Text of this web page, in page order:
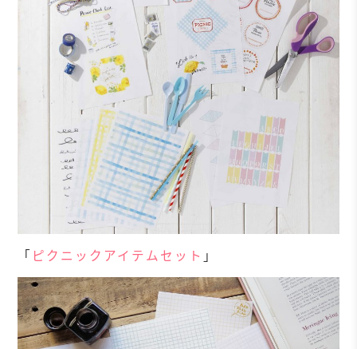
「 ピクニックアイテムセット 」